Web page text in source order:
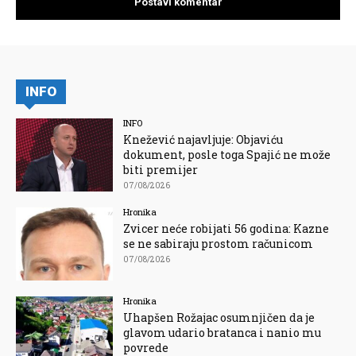
INFO
INFO
Knežević najavljuje: Objaviću
dokument, posle toga Spajić ne može
biti premijer
07/08/2026
Hronika
Zvicer neće robijati 56 godina: Kazne
se ne sabiraju prostom računicom
07/08/2026
Hronika
Uhapšen Rožajac osumnjičen da je
glavom udario bratanca i nanio mu
povrede